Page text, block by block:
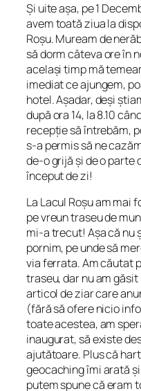
Și uite așa, pe 1
avem toată ziua la
Roșu. Muream de
să dorm câteva ore în
același timp mă
imediat ce ajungem,
hotel. Așadar, deși
după ora 14, la 8.10
recepție să întrebăm,
s-a permis să ne
de-o grijă și de o parte
început de zi!
La Lacul Roșu am mai
pe vreun traseu de
mi-a trecut! Așa că nu
pornim, pe unde să
via ferrata. Am căutat
traseu, dar nu am
articol de ziar care
(fără să ofere nicio
toate acestea, am
inaugurat, să existe
ajutătoare. Plus că
geocaching îmi arată
putem spune că eram